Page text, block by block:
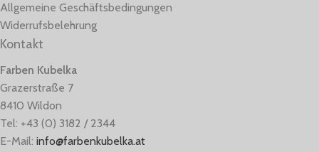
Allgemeine Geschäftsbedingungen
Widerrufsbelehrung
Kontakt
Farben Kubelka
Grazerstraße 7
8410 Wildon
Tel: +43 (0) 3182 / 2344
E-Mail: info@farbenkubelka.at